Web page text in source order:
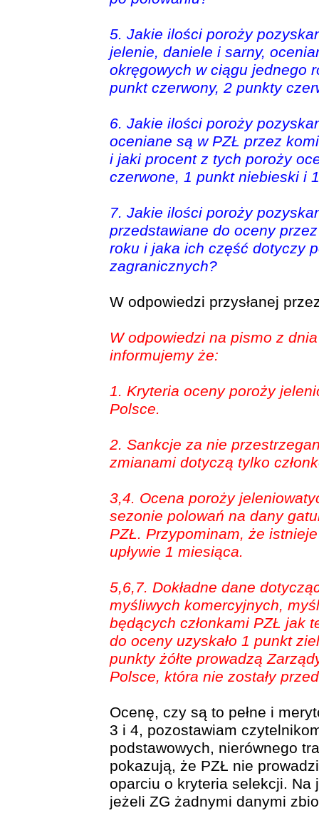
5. Jakie ilości poroży
jelenie, daniele i sarny,
okręgowych w ciągu jednego
punkt czerwony, 2 punkty
6. Jakie ilości poroży
oceniane są w PZŁ przez
i jaki procent z tych poroży
czerwone, 1 punkt niebieski i
7. Jakie ilości poroży
przedstawiane do oceny
roku i jaka ich część dotyczy
zagranicznych?
W odpowiedzi przysłanej
W odpowiedzi na pismo z
informujemy że:
1. Kryteria oceny poroży
Polsce.
2. Sankcje za nie
zmianami dotyczą tylko
3,4. Ocena poroży
sezonie polowań na dany
PZŁ. Przypominam, że
upływie 1 miesiąca.
5,6,7. Dokładne dane
myśliwych komercyjnych,
będących członkami PZŁ jak
do oceny uzyskało 1 punkt
punkty żółte prowadzą
Polsce, która nie zostały
Ocenę, czy są to pełne i
3 i 4, pozostawiam
podstawowych, nierównego
pokazują, że PZŁ nie
oparciu o kryteria selekcji.
jeżeli ZG żadnymi danymi